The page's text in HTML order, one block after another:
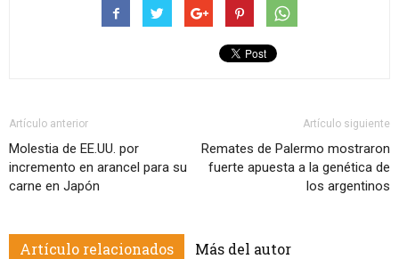
Artículo anterior
Molestia de EE.UU. por
incremento en arancel para su
carne en Japón
Artículo siguiente
Remates de Palermo mostraron
fuerte apuesta a la genética de
los argentinos
Artículo relacionados Más del autor